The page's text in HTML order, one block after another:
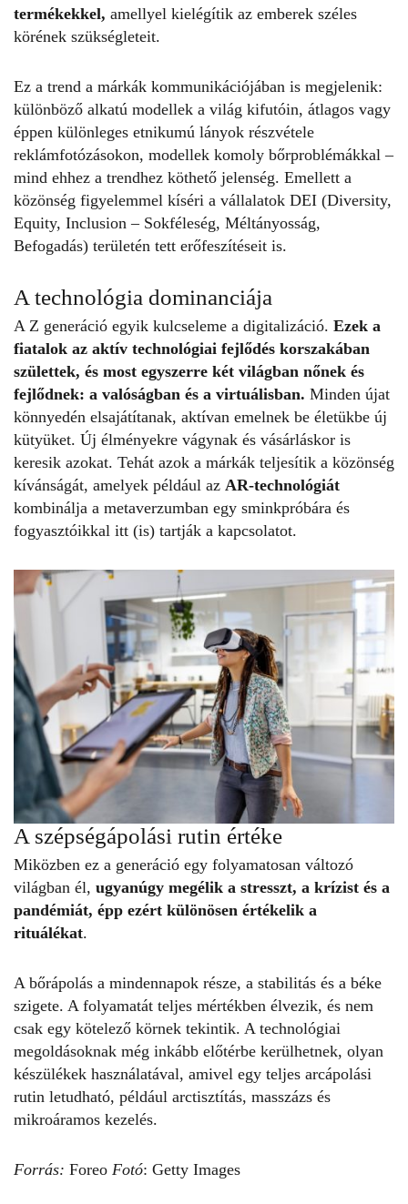
termékekkel, amellyel kielégítik az emberek széles
körének szükségleteit.
Ez a trend a márkák kommunikációjában is megjelenik:
különböző alkatú modellek a világ kifutóin, átlagos vagy
éppen különleges etnikumú lányok részvétele
reklámfotózásokon, modellek komoly bőrproblémákkal –
mind ehhez a trendhez köthető jelenség. Emellett a
közönség figyelemmel kíséri a vállalatok DEI (Diversity,
Equity, Inclusion – Sokféleség, Méltányosság,
Befogadás) területén tett erőfeszítéseit is.
A technológia dominanciája
A Z generáció egyik kulcseleme a digitalizáció. Ezek a
fiatalok az aktív technológiai fejlődés korszakában
születtek, és most egyszerre két világban nőnek és
fejlődnek: a valóságban és a virtuálisban. Minden újat
könnyedén elsajátítanak, aktívan emelnek be életükbe új
kütyüket. Új élményekre vágynak és vásárláskor is
keresik azokat. Tehát azok a márkák teljesítik a közönség
kívánságát, amelyek például az AR-technológiát
kombinálja a metaverzumban egy sminkpróbára és
fogyasztóikkal itt (is) tartják a kapcsolatot.
A szépségápolási rutin értéke
Miközben ez a generáció egy folyamatosan változó
világban él, ugyanúgy megélik a stresszt, a krízist és a
pandémiát, épp ezért különösen értékelik a
rituálékat.
A bőrápolás a mindennapok része, a stabilitás és a béke
szigete. A folyamatát teljes mértékben élvezik, és nem
csak egy kötelező körnek tekintik. A technológiai
megoldásoknak még inkább előtérbe kerülhetnek, olyan
készülékek használatával, amivel egy teljes arcápolási
rutin letudható, például arctisztítás, masszázs és
mikroáramos kezelés.
Forrás: Foreo Fotó: Getty Images